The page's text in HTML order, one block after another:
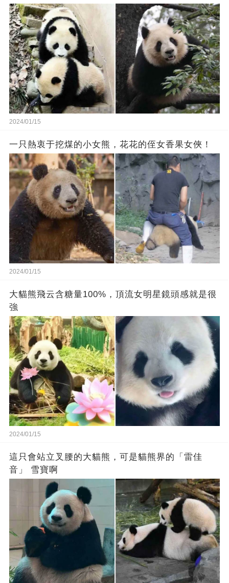
2024/01/15
一只熱衷于挖煤的小女熊，花花的侄女香果女俠！
2024/01/15
大貓熊飛云含糖量100%，頂流女明星鏡頭感就是很
強
2024/01/15
這只會站立叉腰的大貓熊，可是貓熊界的「雷佳
音」 雪寶啊